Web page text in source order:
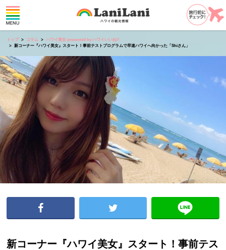
トップ コラム
ハワイ美女 presented by ハワイいいね!!
新コーナー『ハワイ美女』スタート！事前テストプログラムで早速ハワイへ向かった「Shiさん」
新コーナー『ハワイ美女』スタート！事前テス